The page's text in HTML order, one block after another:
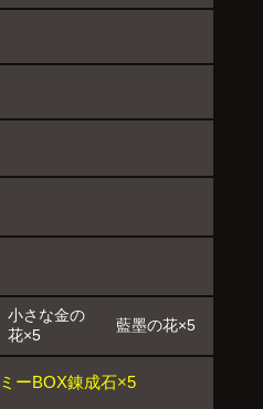
小さな金の
花×5
藍墨の花×5
ーBOX錬成石×5